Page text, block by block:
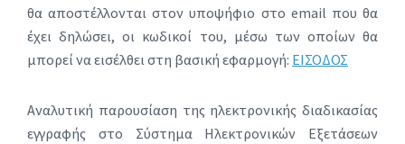
θα αποστέλλονται στον υποψήφιο στο email που θα
έχει δηλώσει, οι κωδικοί του, μέσω των οποίων θα
μπορεί να εισέλθει στη βασική εφαρμογή: ΕΙΣΟΔΟΣ
Aναλυτική παρουσίαση της ηλεκτρονικής διαδικασίας
εγγραφής στο Σύστημα Ηλεκτρονικών Εξετάσεων